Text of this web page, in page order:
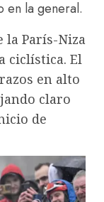
en la general.
la París-Niza
ciclística. El
en alto
claro
de